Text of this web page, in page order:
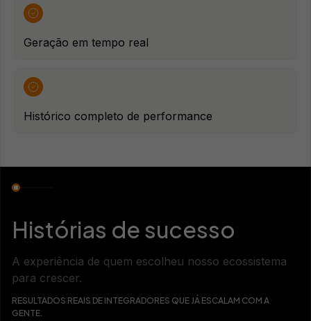
Geração em tempo real
Histórico completo de performance
Histórias de sucesso
A experiência de quem escolheu nosso ecossistema
para crescer.
RESULTADOS REAIS DE INTEGRADORES QUE JÁ ESCALAM COM A
GENTE.